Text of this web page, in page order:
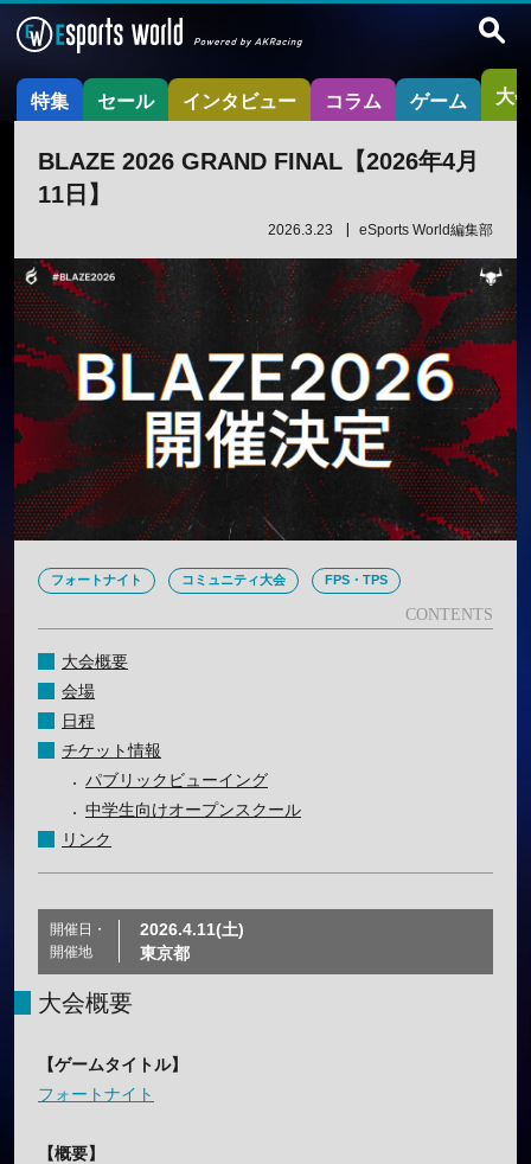
特集 セール インタビュー コラム ゲーム 大
BLAZE 2026 GRAND FINAL【2026年4月
11日】
2026.3.23 eSports World編集部
フォートナイト コミュニティ大会 FPS・TPS
大会概要
会場
日程
チケット情報
パブリックビューイング
中学生向けオープンスクール
リンク
開催日・
開催地
2026.4.11(土)
東京都
大会概要
【ゲームタイトル】
フォートナイト
【概要】